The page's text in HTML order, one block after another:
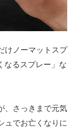
けノーマットスプ
なるスプレー」な
、さっきまで元気
ュでお亡くなりに